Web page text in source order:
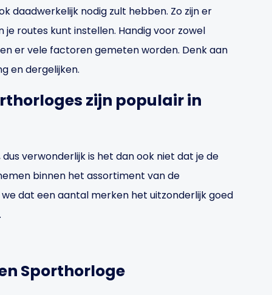
daadwerkelijk nodig zult hebben. Zo zijn er
routes kunt instellen. Handig voor zowel
er vele factoren gemeten worden. Denk aan
en dergelijken.
zijn populair in
verwonderlijk is het dan ook niet dat je de
binnen het assortiment van de
dat een aantal merken het uitzonderlijk goed
Sporthorloge